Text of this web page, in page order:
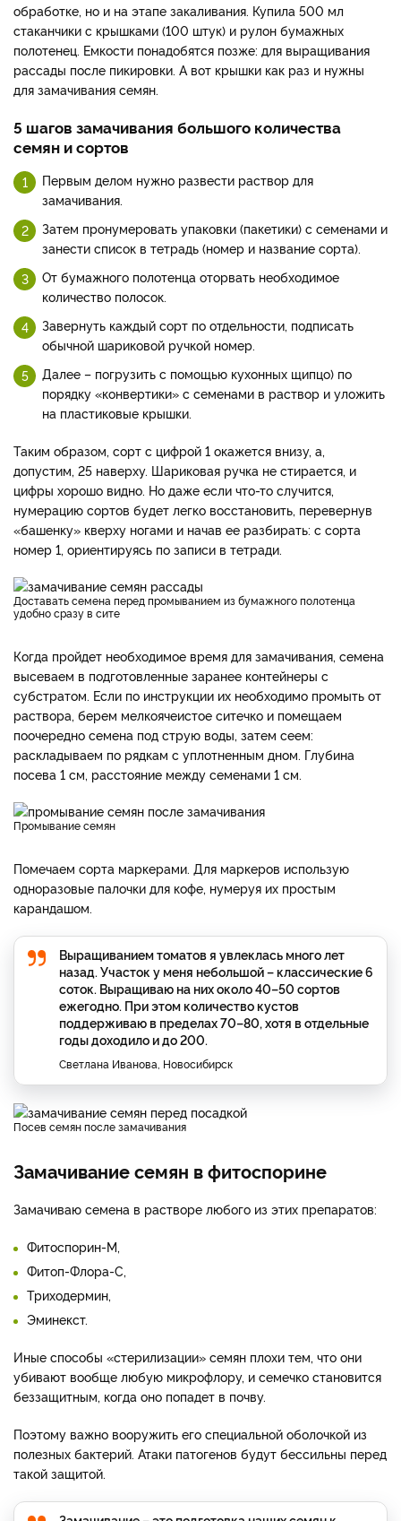
обработке, но и на этапе закаливания. Купила 500 мл
стаканчики с крышками (100 штук) и рулон бумажных
полотенец. Емкости понадобятся позже: для выращивания
рассады после пикировки. А вот крышки как раз и нужны
для замачивания семян.
5 шагов замачивания большого количества
семян и сортов
Первым делом нужно развести раствор для
замачивания.
Затем пронумеровать упаковки (пакетики) с семенами и
занести список в тетрадь (номер и название сорта).
От бумажного полотенца оторвать необходимое
количество полосок.
Завернуть каждый сорт по отдельности, подписать
обычной шариковой ручкой номер.
Далее – погрузить с помощью кухонных щипцо) по
порядку «конвертики» с семенами в раствор и уложить
на пластиковые крышки.
Таким образом, сорт с цифрой 1 окажется внизу, а,
допустим, 25 наверху. Шариковая ручка не стирается, и
цифры хорошо видно. Но даже если что-то случится,
нумерацию сортов будет легко восстановить, перевернув
«башенку» кверху ногами и начав ее разбирать: с сорта
номер 1, ориентируясь по записи в тетради.
Доставать семена перед промыванием из бумажного полотенца
удобно сразу в сите
Когда пройдет необходимое время для замачивания, семена
высеваем в подготовленные заранее контейнеры с
субстратом. Если по инструкции их необходимо промыть от
раствора, берем мелкоячеистое ситечко и помещаем
поочередно семена под струю воды, затем сеем:
раскладываем по рядкам с уплотненным дном. Глубина
посева 1 см, расстояние между семенами 1 см.
Промывание семян
Помечаем сорта маркерами. Для маркеров использую
одноразовые палочки для кофе, нумеруя их простым
карандашом.
Выращиванием томатов я увлеклась много лет
назад. Участок у меня небольшой – классические 6
соток. Выращиваю на них около 40–50 сортов
ежегодно. При этом количество кустов
поддерживаю в пределах 70–80, хотя в отдельные
годы доходило и до 200.
Светлана Иванова, Новосибирск
Посев семян после замачивания
Замачивание семян в фитоспорине
Замачиваю семена в растворе любого из этих препаратов:
Фитоспорин-М,
Фитоп-Флора-С,
Триходермин,
Эминекст.
Иные способы «стерилизации» семян плохи тем, что они
убивают вообще любую микрофлору, и семечко становится
беззащитным, когда оно попадет в почву.
Поэтому важно вооружить его специальной оболочкой из
полезных бактерий. Атаки патогенов будут бессильны перед
такой защитой.